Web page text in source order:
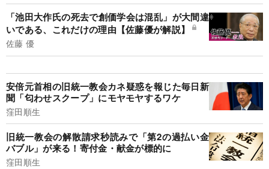
「池田大作氏の死去で創価学会は混乱」が大間違
いである、これだけの理由【佐藤優が解説】
佐藤 優
安倍元首相の旧統一教会カネ疑惑を報じた毎日新
聞「匂わせスクープ」にモヤモヤするワケ
窪田順生
旧統一教会の解散請求秒読みで「第2の過払い金
バブル」が来る！寄付金・献金が標的に
窪田順生